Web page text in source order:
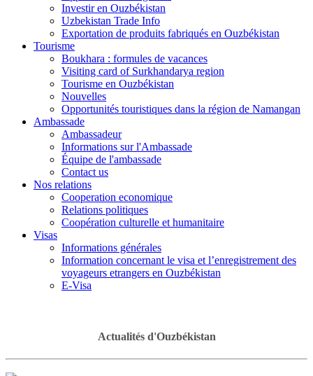
Investir en Ouzbékistan
Uzbekistan Trade Info
Exportation de produits fabriqués en Ouzbékistan
Tourisme
Boukhara : formules de vacances
Visiting card of Surkhandarya region
Tourisme en Ouzbékistan
Nouvelles
Opportunités touristiques dans la région de Namangan
Ambassade
Ambassadeur
Informations sur l'Ambassade
Équipe de l'ambassade
Contact us
Nos relations
Cooperation economique
Relations politiques
Coopération culturelle et humanitaire
Visas
Informations générales
Information concernant le visa et l’enregistrement des
voyageurs etrangers en Ouzbékistan
E-Visa
Actualités d'Ouzbékistan